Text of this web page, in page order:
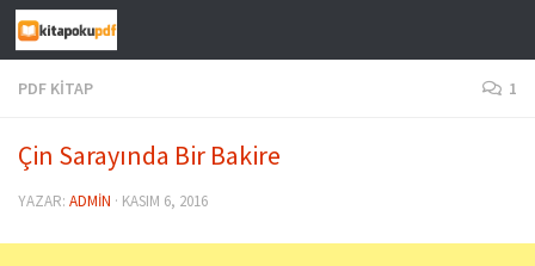
Skip to content
PDF KITAP 1
Çin Sarayında Bir Bakire
YAZAR: ADMIN · KASIM 6, 2016